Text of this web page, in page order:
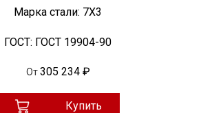
Марка стали: 7Х3
ГОСТ: ГОСТ 19904-90
От 305 234 ₽
Купить